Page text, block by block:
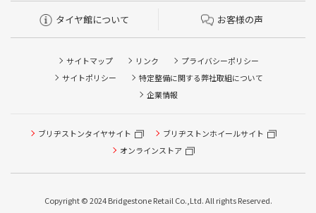
タイヤ館について お客様の声
サイトマップ リンク
プライバシーポリシー
サイトポリシー
特定整備に関する弊社取組について
企業情報
ブリヂストンタイヤサイト
ブリヂストンホイールサイト
オンラインストア
Copyright © 2024 Bridgestone Retail Co.,Ltd. All rights Reserved.
タイヤ点検・安全点検/タイヤ履き替え/オイル交換/その他
ピット作業の予約
本日のタイヤ履き替え順番待ち予約 ※クローク契約会員の